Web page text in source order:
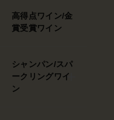
高得点ワイン/金
賞受賞ワイン
シャンパン/スパ
ークリングワイ
ン